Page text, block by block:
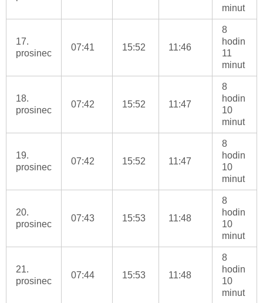
minut
17.
prosinec
07:41 15:52 11:46
8
hodin
11
minut
18.
prosinec
07:42 15:52 11:47
8
hodin
10
minut
19.
prosinec
07:42 15:52 11:47
8
hodin
10
minut
20.
prosinec
07:43 15:53 11:48
8
hodin
10
minut
21.
prosinec
07:44 15:53 11:48
8
hodin
10
minut